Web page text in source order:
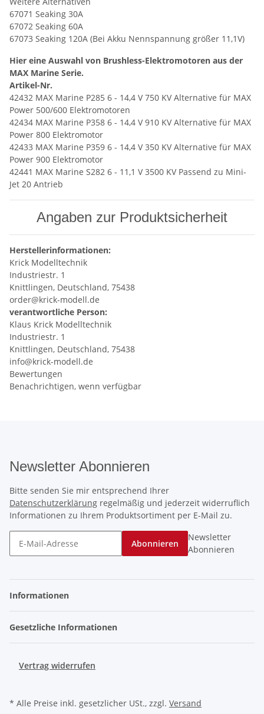
67071 Seaking 30A
67072 Seaking 60A
67073 Seaking 120A (Bei Akku Nennspannung größer 11,1V)
Hier eine Auswahl von Brushless-Elektromotoren aus der
MAX Marine Serie.
Artikel-Nr.
42432 MAX Marine P285 6 - 14,4 V 750 KV Alternative für MAX
Power 500/600 Elektromotoren
42434 MAX Marine P358 6 - 14,4 V 910 KV Alternative für MAX
Power 800 Elektromotor
42433 MAX Marine P359 6 - 14,4 V 350 KV Alternative für MAX
Power 900 Elektromotor
42441 MAX Marine S282 6 - 11,1 V 3500 KV Passend zu Mini-
Jet 20 Antrieb
Angaben zur Produktsicherheit
Herstellerinformationen:
Krick Modelltechnik
Industriestr. 1
Knittlingen, Deutschland, 75438
order@krick-modell.de
verantwortliche Person:
Klaus Krick Modelltechnik
Industriestr. 1
Knittlingen, Deutschland, 75438
info@krick-modell.de
Bewertungen
Benachrichtigen, wenn verfügbar
Newsletter Abonnieren
Bitte senden Sie mir entsprechend Ihrer
Datenschutzerklärung regelmäßig und jederzeit widerruflich
Informationen zu Ihrem Produktsortiment per E-Mail zu.
Abonnieren
Newsletter
Abonnieren
Informationen
Gesetzliche Informationen
Vertrag widerrufen
* Alle Preise inkl. gesetzlicher USt., zzgl. Versand